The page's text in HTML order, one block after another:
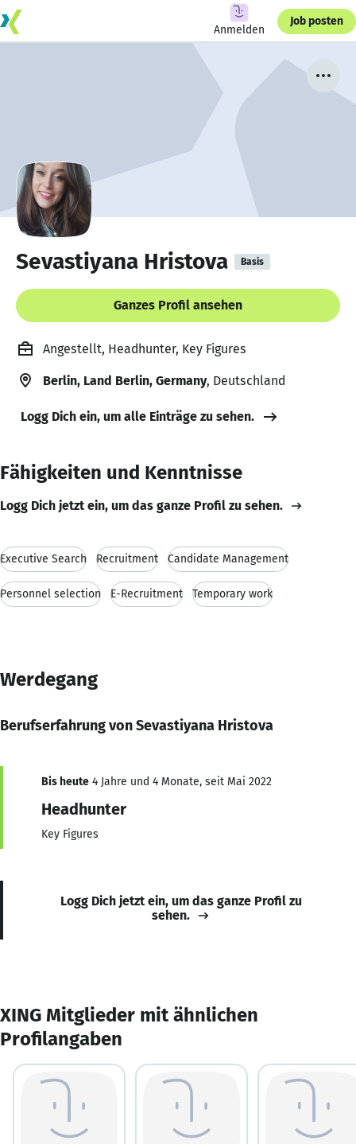
Anmelden
Job posten
Sevastiyana Hristova Basis
Ganzes Profil ansehen
Angestellt, Headhunter, Key Figures
Berlin, Land Berlin, Germany, Deutschland
Logg Dich ein, um alle Einträge zu sehen.
Fähigkeiten und Kenntnisse
Logg Dich jetzt ein, um das ganze Profil zu sehen.
Executive Search Recruitment Candidate Management
Personnel selection E-Recruitment Temporary work
Werdegang
Berufserfahrung von Sevastiyana Hristova
Bis heute 4 Jahre und 4 Monate, seit Mai 2022
Headhunter
Key Figures
Logg Dich jetzt ein, um das ganze Profil zu
sehen.
XING Mitglieder mit ähnlichen
Profilangaben